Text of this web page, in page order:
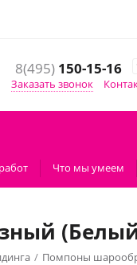
8(495)150-15-16
Заказать звонок
Что мы умеем
/ Помпоны